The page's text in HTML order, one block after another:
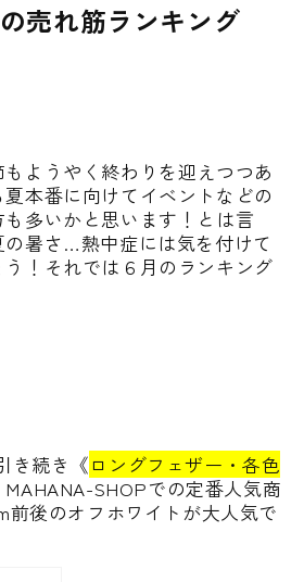
売れ筋ランキング
ようやく終わりを迎えつつあ
本番に向けてイベントなどの
多いかと思います！とは言
の暑さ…熱中症には気を付けて
！それでは６月のランキング
き続き《ロングフェザー・各色
SHOPでの定番人気商
前後のオフホワイトが大人気で